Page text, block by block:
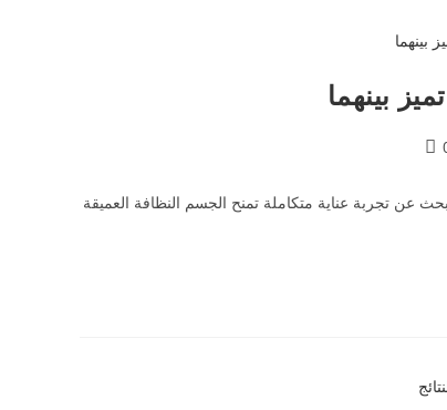
بينهما
عن تجربة عناية متكاملة تمنح الجسم النظافة العميقة